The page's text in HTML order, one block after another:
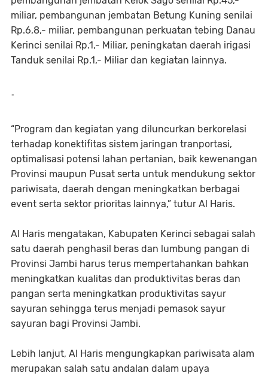
miliar, pembangunan jembatan Betung Kuning senilai
Rp.6,8,- miliar, pembangunan perkuatan tebing Danau
Kerinci senilai Rp.1,- Miliar, peningkatan daerah irigasi
Tanduk senilai Rp.1,- Miliar dan kegiatan lainnya.
-
“Program dan kegiatan yang diluncurkan berkorelasi
terhadap konektifitas sistem jaringan tranportasi,
optimalisasi potensi lahan pertanian, baik kewenangan
Provinsi maupun Pusat serta untuk mendukung sektor
pariwisata, daerah dengan meningkatkan berbagai
event serta sektor prioritas lainnya,” tutur Al Haris.
Al Haris mengatakan, Kabupaten Kerinci sebagai salah
satu daerah penghasil beras dan lumbung pangan di
Provinsi Jambi harus terus mempertahankan bahkan
meningkatkan kualitas dan produktivitas beras dan
pangan serta meningkatkan produktivitas sayur
sayuran sehingga terus menjadi pemasok sayur
sayuran bagi Provinsi Jambi.
Lebih lanjut, Al Haris mengungkapkan pariwisata alam
merupakan salah satu andalan dalam upaya